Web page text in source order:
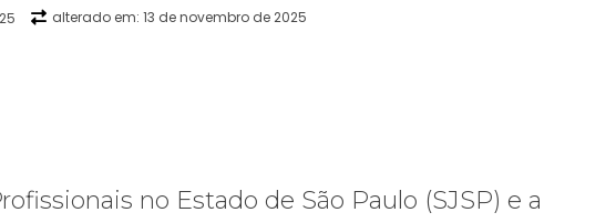
alterado em: 13 de novembro de 2025
no Estado de São Paulo (SJSP) e a